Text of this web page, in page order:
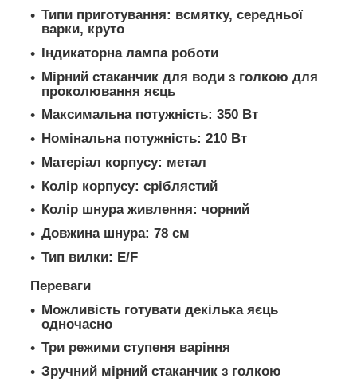
Типи приготування: всмятку, середньої
варки, круто
Індикаторна лампароботи
Мірний стаканчик для води з голкою для
проколювання яєць
Максимальна потужність: 350 Вт
Номінальна потужність: 210 Вт
Матеріал корпусу: метал
Колір корпусу: сріблястий
Колір шнура живлення: чорний
Довжина шнура: 78 см
Тип вилки: E/F
Переваги
Можливість готувати декілька яєць
одночасно
Три режими ступеня варіння
Зручний мірний стаканчик з голкою